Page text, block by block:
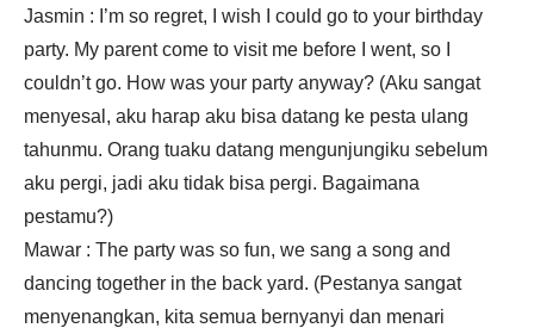
Jasmin : I’m so regret, I wish I could go to your birthday
party. My parent come to visit me before I went, so I
couldn’t go. How was your party anyway? (Aku sangat
menyesal, aku harap aku bisa datang ke pesta ulang
tahunmu. Orang tuaku datang mengunjungiku sebelum
aku pergi, jadi aku tidak bisa pergi. Bagaimana
pestamu?)
Mawar : The party was so fun, we sang a song and
dancing together in the back yard. (Pestanya sangat
menyenangkan, kita semua bernyanyi dan menari